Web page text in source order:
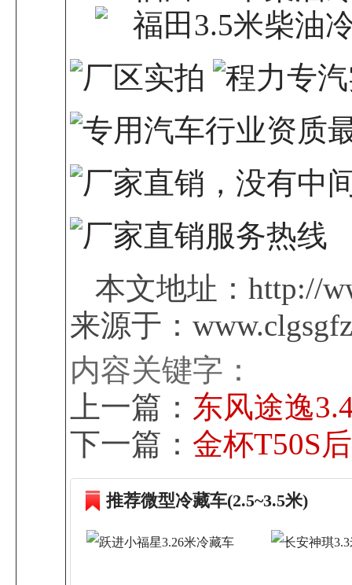
本文地址：http://
来源于：
内容关键字：
上一篇： 东风途逸
下一篇： 金杯T50S
推荐微型冷藏车(2.5~3.5米)